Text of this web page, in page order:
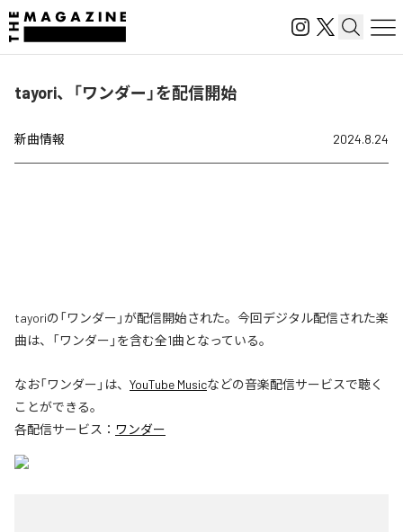
tayori、「ワンダー」を配信開始
新曲情報 2024.8.24
tayoriの「ワンダー」が配信開始された。今回デジタル配信された楽
曲は、「ワンダー」を含む全1曲となっている。
なお「ワンダー 」は、 YouTube Musicなどの音楽配信サービスで聴く
ことができる。
各配信サービス： ワンダー